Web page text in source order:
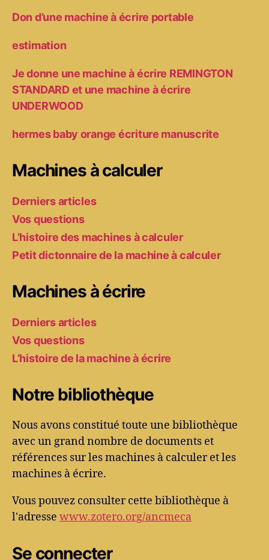
Don d’une machine à écrire portable
estimation
Je donne une machine à écrire REMINGTON
STANDARD et une machine à écrire
UNDERWOOD
hermes baby orange écriture manuscrite
Machines à calculer
Derniers articles
Vos questions
L’histoire des machines à calculer
Petit dictonnaire de la machine à calculer
Machines à écrire
Derniers articles
Vos questions
L’histoire de la machine à écrire
Notre bibliothèque
Nous avons constitué toute une bibliothèque
avec un grand nombre de documents et
références sur les machines à calculer et les
machines à écrire.
Vous pouvez consulter cette bibliothèque à
l'adresse www.zotero.org/ancmeca
Se connecter